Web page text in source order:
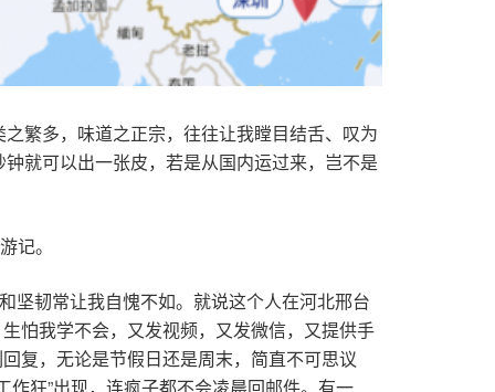
繁多，味道之正宗，往往让我瞠目结舌、叹为
就可以出一张皮，若是从国内运过来，岂不是
记。
坚韧常让我自愧不如。就说这个人在河北邢台
怕我学不会，又发视频，又发微信，又提供手
复，无论是节假日还是周末，简直不可思议